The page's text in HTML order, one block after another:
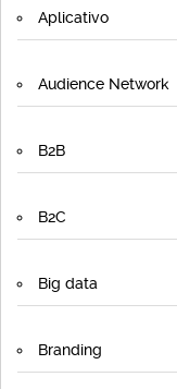
Aplicativo
Audience Network
B2B
B2C
Big data
Branding